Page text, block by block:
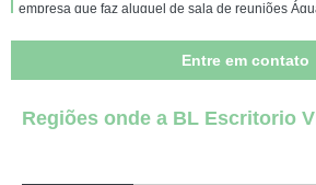
empresa que faz aluguel de sala de reuniões
salas para alugar por hora Igarassu
aluguel sala reunião Pocinhos
Entre em contato
Regiões onde a BL Escritorio